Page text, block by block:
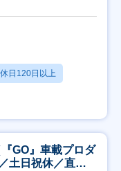
休日120日以上
GO』車載プロダ
土日祝休／直行